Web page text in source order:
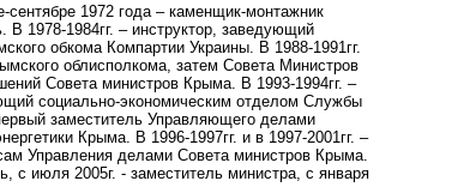
1972 года – каменщик-монтажник
В 1978-1984гг. – инструктор, заведующий
обкома Компартии Украины. В 1988-1991гг.
облисполкома, затем Совета Министров
Совета министров Крыма. В 1993-1994гг. –
социально-экономическим отделом Службы
заместитель Управляющего делами
Крыма. В 1996-1997гг. и в 1997-2001гг. –
Управления делами Совета министров Крыма.
с июля 2005г. - заместитель министра, с января